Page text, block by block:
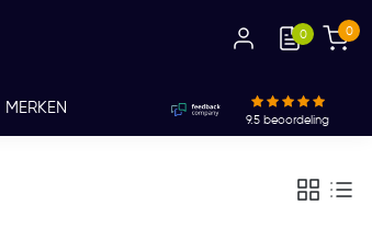
0 0
MERKEN
9.5 beoordeling